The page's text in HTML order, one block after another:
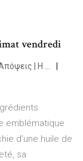
vendredi
| Η ...
emblématique
d’une huile de
sa